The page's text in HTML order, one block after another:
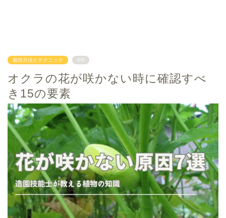
栽培方法とテクニック PR
オクラの花が咲かない時に確認すべ
き15の要素